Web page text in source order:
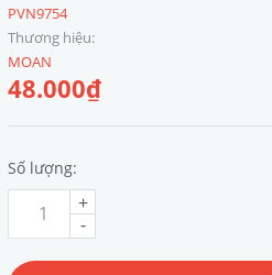
PVN9754
Thương hiệu:
MOAN
48.000₫
Số lượng:
-
+